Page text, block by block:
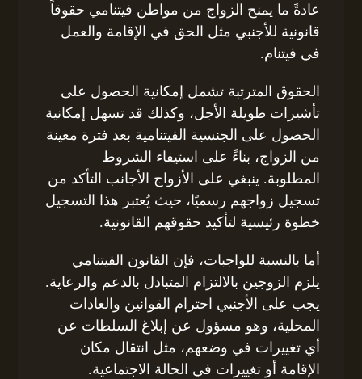
عادةً ما يمنح الزواج من مواطن فيتنامي حقوقاً
قانونية للأجنبي مثل الحق في الإقامة والعمل
في فيتنام.
الحقوق المترتبة تشمل إمكانية الحصول على
تأشيرات طويلة الأجل، وكذلك قد تسهل إمكانية
الحصول على الجنسية الفيتنامية بعد فترة معينة
من الزواج، بناءً على استيفاء الشروط
المطلوبة. ينبغي على الأزواج الأجانب التأكد من
تسجيل زواجهم رسميًا، حيث يُعتبر هذا التسجيل
خطوة رئيسية لتأكيد حقوقهم القانونية.
أما بالنسبة للواجبات، فإن القانون الفيتنامي
يلزم الزوجين بالالتزام المتبادل بالدعم والرعاية.
يجب على الأجنبي احترام القوانين والعادات
المحلية، وهو مسؤول عن إبلاغ السلطات عن
أي تغييرات في وضعهم، مثل انتقال مكان
الإقامة أو تغييرات في الحالة الاجتماعية.